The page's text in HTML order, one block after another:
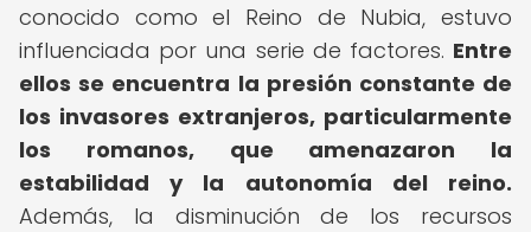
conocido como el Reino de Nubia, estuvo
influenciada por una serie de factores. Entre
ellos se encuentra la presión constante de
los invasores extranjeros, particularmente
los romanos, que amenazaron la
estabilidad y la autonomía del reino.
Además, la disminución de los recursos